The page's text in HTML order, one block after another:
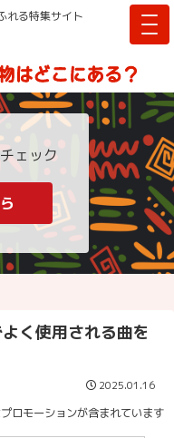
れる特集サイト
ェック
く使用される曲を
2025.01.16
ロモーションが含まれています